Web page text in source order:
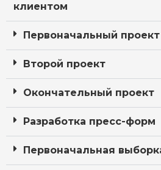
клиентом
Первоначальный проект
Второй проект
Окончательный проект
Разработка пресс-форм
Первоначальная